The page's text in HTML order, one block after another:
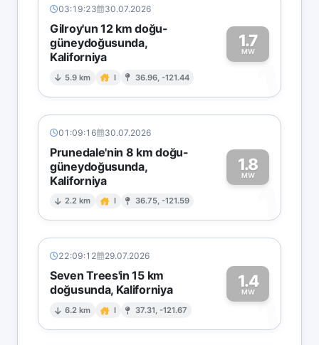
03:19:23 30.07.2026
Gilroy'un 12 km doğu-
güneydoğusunda,
Kaliforniya
5.9 km I 36.96, -121.44
1.7
MW
1
01:09:16 30.07.2026
Prunedale'nin 8 km doğu-
güneydoğusunda,
Kaliforniya
2.2 km I 36.75, -121.59
1.8
MW
1
22:09:12 29.07.2026
Seven Trees'in 15 km
doğusunda, Kaliforniya
6.2 km I 37.31, -121.67
1.4
MW1